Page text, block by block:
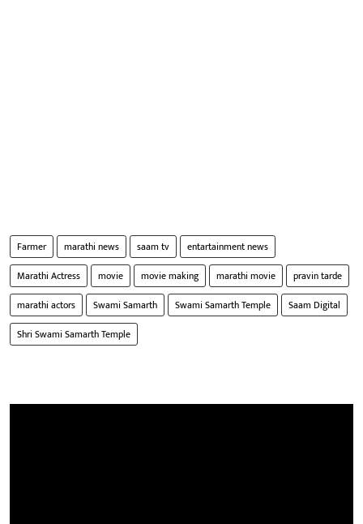
Farmer marathi news saam tv
entartainment news
Marathi Actress
movie movie making marathi movie
pravin tarde
marathi actors
Swami Samarth Swami Samarth Temple
Saam Digital
Shri Swami Samarth Temple